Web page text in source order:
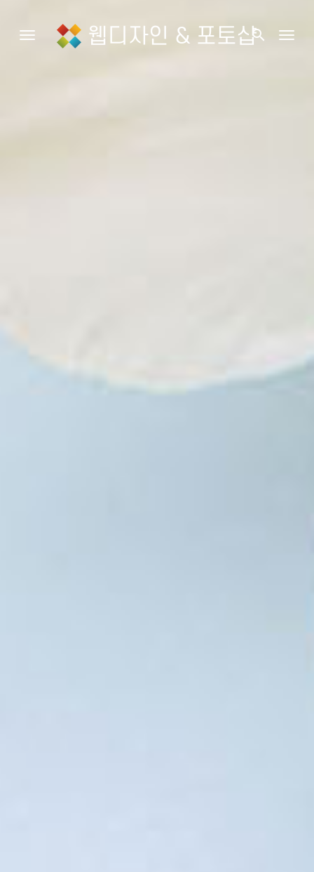
Toggle navigation웹디자인 & 포토샵search